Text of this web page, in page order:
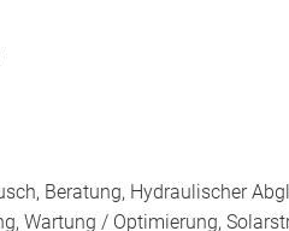
Beratung, Hydraulischer
Wartung / Optimierung,